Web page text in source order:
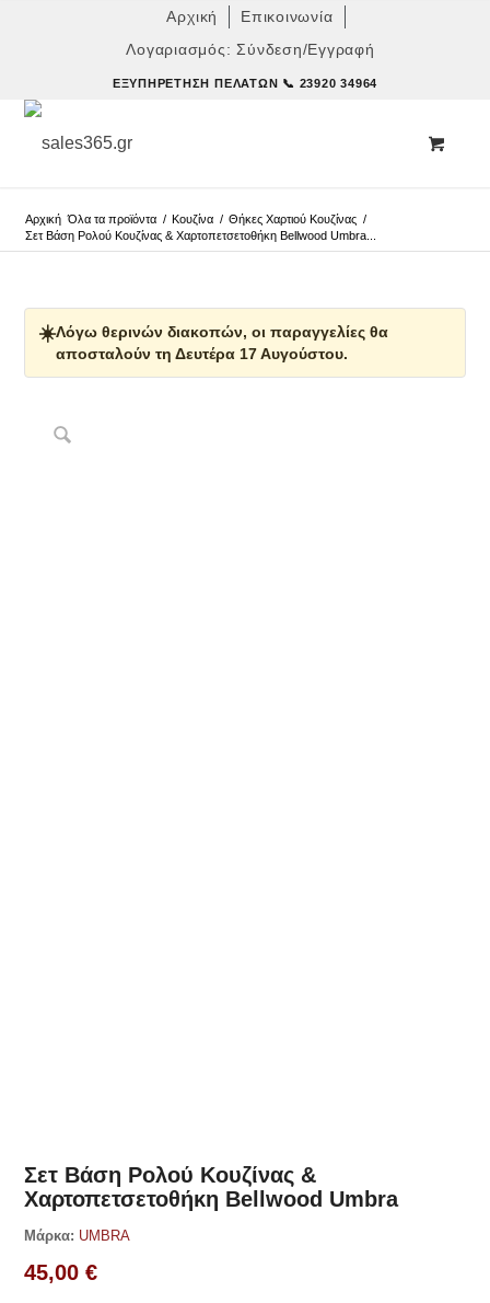
Αρχική
Επικοινωνία
Λογαριασμός: Σύνδεση/Εγγραφή
ΕΞΥΠΗΡΈΤΗΣΗ ΠΕΛΑΤΏΝ 📞 23920 34964
Αρχική Όλα τα προϊόντα / Κουζίνα / Θήκες Χαρτιού Κουζίνας /
Σετ Βάση Ρολού Κουζίνας & Χαρτοπετσετοθήκη Bellwood Umbra...
☀️Λόγω θερινών διακοπών, οι παραγγελίες θα
αποσταλούν τη Δευτέρα 17 Αυγούστου.
Σετ Βάση Ρολού Κουζίνας &
Χαρτοπετσετοθήκη Bellwood Umbra
Μάρκα: UMBRA
45,00€